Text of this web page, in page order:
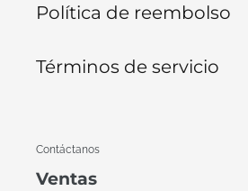
Política de reembolso
Términos de servicio
Contáctanos
Ventas